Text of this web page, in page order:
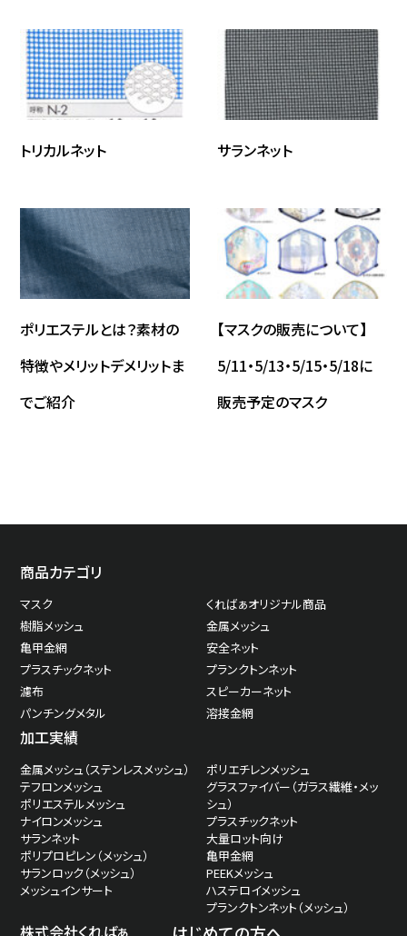
トリカルネット サランネット
ポリエステルとは？素材の
特徴やメリットデメリットま
でご紹介
【マスクの販売について】
5/11・5/13・5/15・5/18に
販売予定のマスク
商品カテゴリ
マスク
くればぁオリジナル商品
樹脂メッシュ
金属メッシュ
亀甲金網
安全ネット
プラスチックネット
プランクトンネット
濾布
スピーカーネット
パンチングメタル
溶接金網
加工実績
金属メッシュ（ステンレスメッシュ）
テフロンメッシュ
ポリエステルメッシュ
ナイロンメッシュ
サランネット
ポリプロピレン（メッシュ）
サランロック（メッシュ）
メッシュインサート
ポリエチレンメッシュ
グラスファイバー（ガラス繊維・メッ
シュ）
プラスチックネット
大量ロット向け
亀甲金網
PEEKメッシュ
ハステロイメッシュ
プランクトンネット（メッシュ）
株式会社くればぁ